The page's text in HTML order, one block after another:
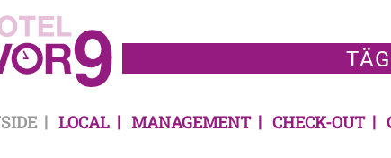
LOCAL MANAGEMENT CHECK-OUT